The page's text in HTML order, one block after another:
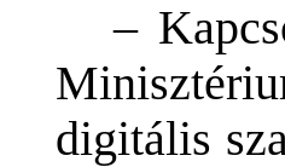
–
digitális